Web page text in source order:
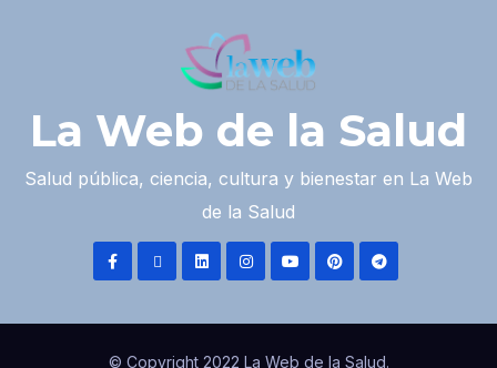
La Web de la Salud
Salud pública, ciencia, cultura y bienestar en La Web
de la Salud
© Copyright 2022 La Web de la Salud.